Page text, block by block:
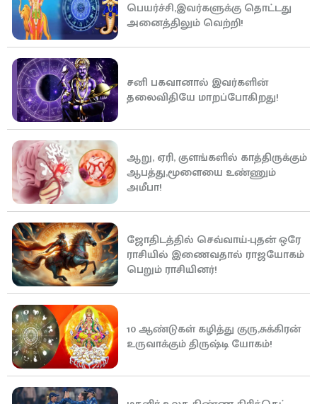
பெயர்ச்சி,இவர்களுக்கு தொட்டது
அனைத்திலும் வெற்றி!
சனி பகவானால் இவர்களின்
தலைவிதியே மாறப்போகிறது!
ஆறு, ஏரி, குளங்களில் காத்திருக்கும்
ஆபத்து,மூளையை உண்ணும்
அமீபா!
ஜோதிடத்தில் செவ்வாய்-புதன் ஒரே
ராசியில் இணைவதால் ராஜயோகம்
பெறும் ராசியினர்!
10 ஆண்டுகள் கழித்து குரு,சுக்கிரன்
உருவாக்கும் திருஷ்டி யோகம்!